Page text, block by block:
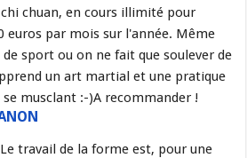
chuan, en cours illimité pour
euros par mois sur l'année. Même
sport ou on ne fait que soulever de
un art martial et une pratique
musclant :-)A recommander !
Le travail de la forme est, pour une